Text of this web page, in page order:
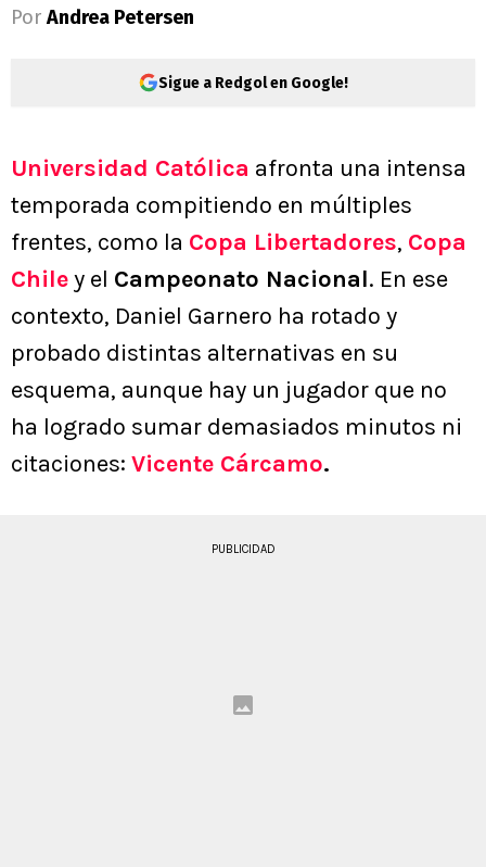
Por Andrea Petersen
Sigue a Redgol en Google!
Universidad Católica afronta una intensa
temporada compitiendo en múltiples
frentes, como la Copa Libertadores, Copa
Chiley el Campeonato Nacional. En ese
contexto, Daniel Garnero ha rotado y
probado distintas alternativas en su
esquema, aunque hay un jugador que no
ha logrado sumar demasiados minutos ni
citaciones: Vicente Cárcamo.
PUBLICIDAD